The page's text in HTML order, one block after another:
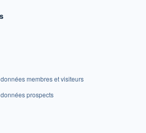
membres et visiteurs
prospects